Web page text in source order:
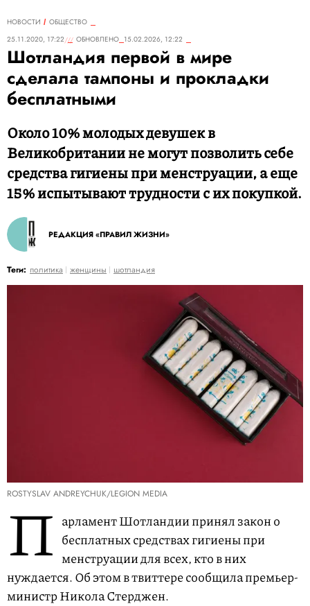
НОВОСТИ
ОБЩЕСТВО
25.11.2020, 17:22
ОБНОВЛЕНО 15.02.2026, 12:22
Шотландия первой в мире
сделала тампоны и прокладки
бесплатными
Около 10% молодых девушек в
Великобритании не могут позволить себе
средства гигиены при менструации, а еще
15% испытывают трудности с их покупкой.
РЕДАКЦИЯ «ПРАВИЛ ЖИЗНИ»
Теги: политика женщины шотландия
ROSTYSLAV ANDREYCHUK/LEGION MEDIA
П арламент Шотландии принял закон о
бесплатных средствах гигиены при
менструации для всех, кто в них
нуждается. Об этом в твиттере сообщила премьер-
министр Никола Стерджен.